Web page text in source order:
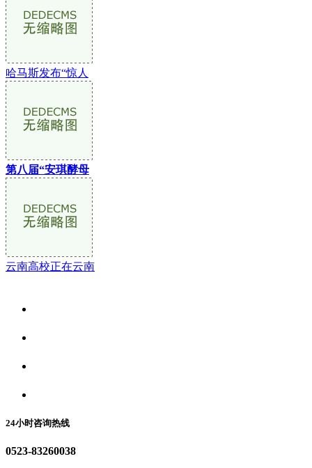
哈马斯发布“惊人
第八届“安琪酵母
云南高校正在云南
24小时咨询热线
0523-83260038